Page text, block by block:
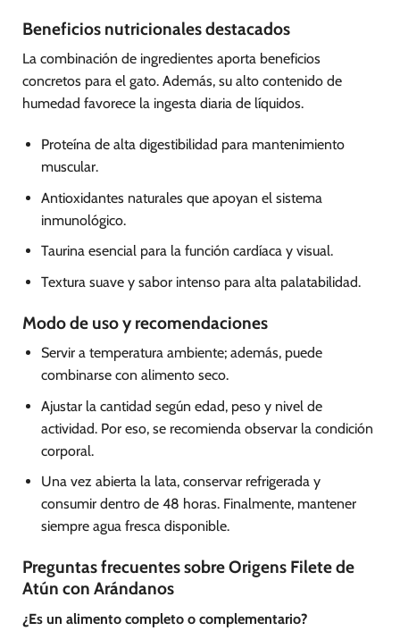
Beneficios nutricionales destacados
La combinación de ingredientes aporta beneficios
concretos para el gato. Además, su alto contenido de
humedad favorece la ingesta diaria de líquidos.
Proteína de alta digestibilidad para mantenimiento
muscular.
Antioxidantes naturales que apoyan el sistema
inmunológico.
Taurina esencial para la función cardíaca y visual.
Textura suave y sabor intenso para alta palatabilidad.
Modo de uso y recomendaciones
Servir a temperatura ambiente; además, puede
combinarse con alimento seco.
Ajustar la cantidad según edad, peso y nivel de
actividad. Por eso, se recomienda observar la condición
corporal.
Una vez abierta la lata, conservar refrigerada y
consumir dentro de 48 horas. Finalmente, mantener
siempre agua fresca disponible.
Preguntas frecuentes sobre Origens Filete de
Atún con Arándanos
¿Es un alimento completo o complementario?